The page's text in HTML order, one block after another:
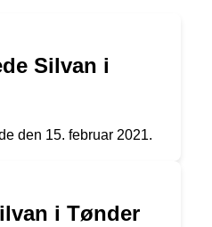
Silvan i
den 15. februar 2021.
i Tønder